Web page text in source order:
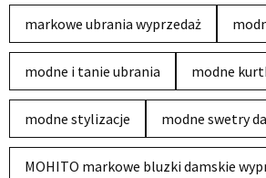
markowe ubrania wyprzedaż
modne i tanie ubrania modne
modne stylizacje modne swetry
MOHITO markowe bluzki damskie